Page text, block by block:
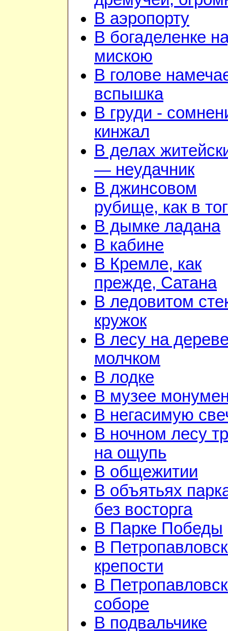
В аэропорту
В богаделенке
мискою
В голове
вспышка
В груди -
кинжал
В делах
— неудачник
В джинсовом
рубище, как в
В дымке ладана
В кабине
В Кремле, как
прежде, Сатана
В ледовитом
кружок
В лесу на
молчком
В лодке
В музее
В негасимую
В ночном лесу
на ощупь
В общежитии
В объятьях
без восторга
В Парке Победы
В
крепости
В
соборе
В подвальчике